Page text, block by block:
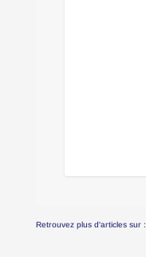
Retrouvez plus d'articles sur :